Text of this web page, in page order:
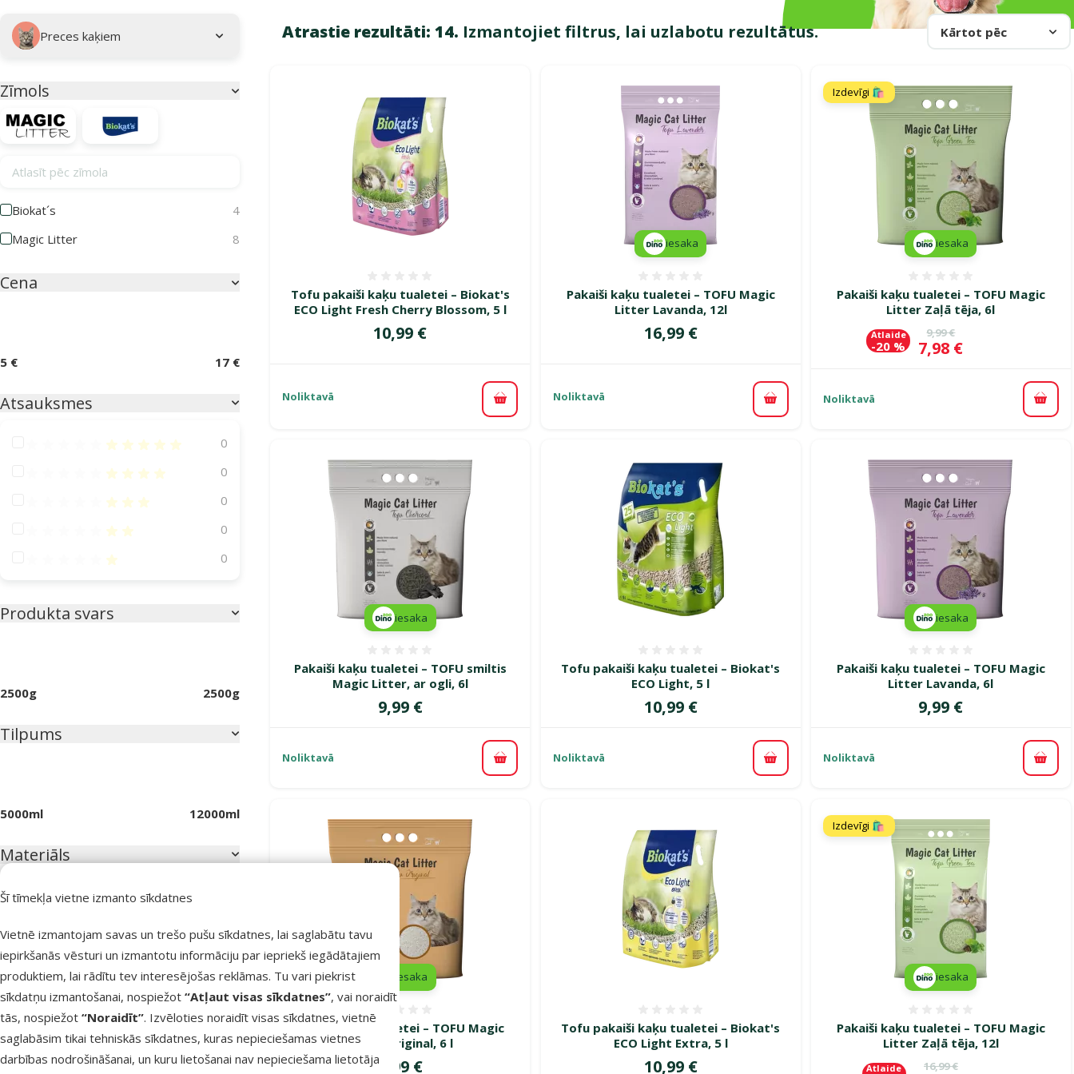
Šī tīmekļa vietne izmanto sīkdatnes
Vietnē izmantojam savas un trešo pušu sīkdatnes, lai saglabātu tavu
iepirkšanās vēsturi un izmantotu informāciju par iepriekš iegādātajiem
produktiem, lai rādītu tev interesējošas reklāmas. Tu vari piekrist
sīkdatņu izmantošanai, nospiežot “Atļaut visas sīkdatnes”, vai noraidīt
tās, nospiežot “Noraidīt”. Izvēloties noraidīt visas sīkdatnes, vietnē
saglabāsim tikai tehniskās sīkdatnes, kuras nepieciešamas vietnes
darbības nodrošināšanai, un kuru lietošanai nav nepieciešama lietotāja
Apakškategorija
Preces kaķiem
Parametriskais filtrs
Zīmols
Atlasīt pēc zīmola
Biokat´s
4
Magic Litter
8
Cena
5 € 17 €
Atsauksmes
Atsauksmes 100%
0
Atsauksmes 80%
0
Atsauksmes 60%
0
Atsauksmes 40%
0
Atsauksmes 20%
0
Produkta svars
2500g 2500g
Tilpums
5000ml 12000ml
Materiāls
Zirņu šķiedra
Pakaišu veids
Cementējošie
14
Smakas absorbējoši
9
Aromāts
Atlasītie filtri
Atrastie rezultāti: 14. Izmantojiet filtrus, lai uzlabotu rezultātus. Kārtot pēc
Tofu pakaiši kaķu tualetei – Biokat's
ECO Light Fresh Cherry Blossom, 5 l
Cena
10,99 €
Noliktavā
Pievienot grozam
Pakaiši kaķu tualetei – TOFU Magic
Litter Lavanda, 12l
Cena
16,99 €
iesaka
Noliktavā
Pievienot grozam
Pakaiši kaķu tualetei – TOFU Magic
Litter Zaļā tēja, 6l
Oriģinālā cena
9,99 €
Cena
7,98 €
Atlaide
-20 %
Izdevīgi 🛍️
iesaka
Noliktavā
Pakaiši kaķu tualetei – TOFU smiltis
Magic Litter, ar ogli, 6l
Cena
9,99 €
iesaka
Noliktavā Pievienot grozam
Tofu pakaiši kaķu tualetei – Biokat's
ECO Light, 5 l
Cena
10,99 €
Noliktavā Pievienot grozam
Pakaiši kaķu tualetei – TOFU Magic
Litter Lavanda, 6l
Cena
9,99 €
iesaka
Noliktavā
Pakaiši kaķu tualetei – TOFU Magic
Litter Original, 6 l
Cena
9,99 €
iesaka
Tofu pakaiši kaķu tualetei – Biokat's
ECO Light Extra, 5 l
Cena
10,99 €
Pakaiši kaķu tualetei – TOFU Magic
Litter Zaļā tēja, 12l
Oriģinālā cena
16,99 €
Atlaide
Izdevīgi 🛍️
iesaka